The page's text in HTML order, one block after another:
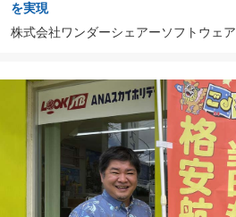
を実現
株式会社ワンダーシェアーソフトウェア